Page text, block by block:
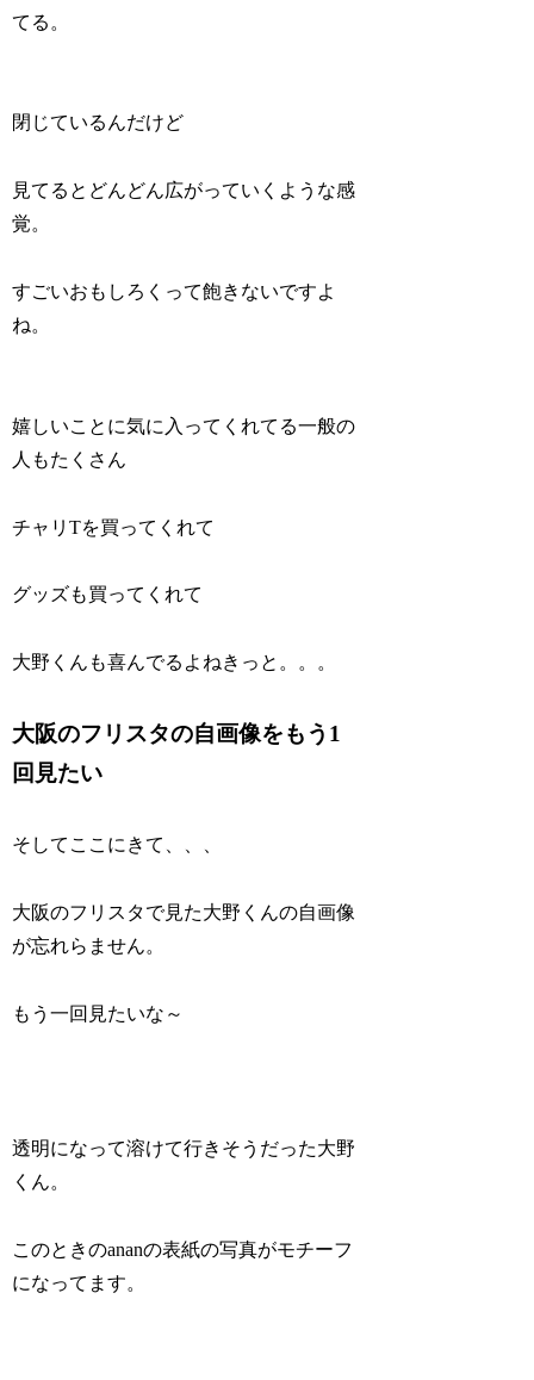
てる。
閉じているんだけど
見てるとどんどん広がっていくような感
覚。
すごいおもしろくって飽きないですよ
ね。
嬉しいことに気に入ってくれてる一般の
人もたくさん
チャリTを買ってくれて
グッズも買ってくれて
大野くんも喜んでるよねきっと。。。
大阪のフリスタの自画像をもう1
回見たい
そしてここにきて、、、
大阪のフリスタで見た大野くんの自画像
が忘れらません。
もう一回見たいな～
透明になって溶けて行きそうだった大野
くん。
このときのananの表紙の写真がモチーフ
になってます。